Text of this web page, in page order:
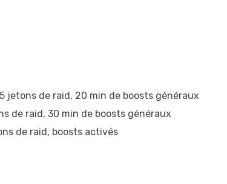
jetons de raid, 20 min de boosts généraux
de raid, 30 min de boosts généraux
de raid, boosts activés